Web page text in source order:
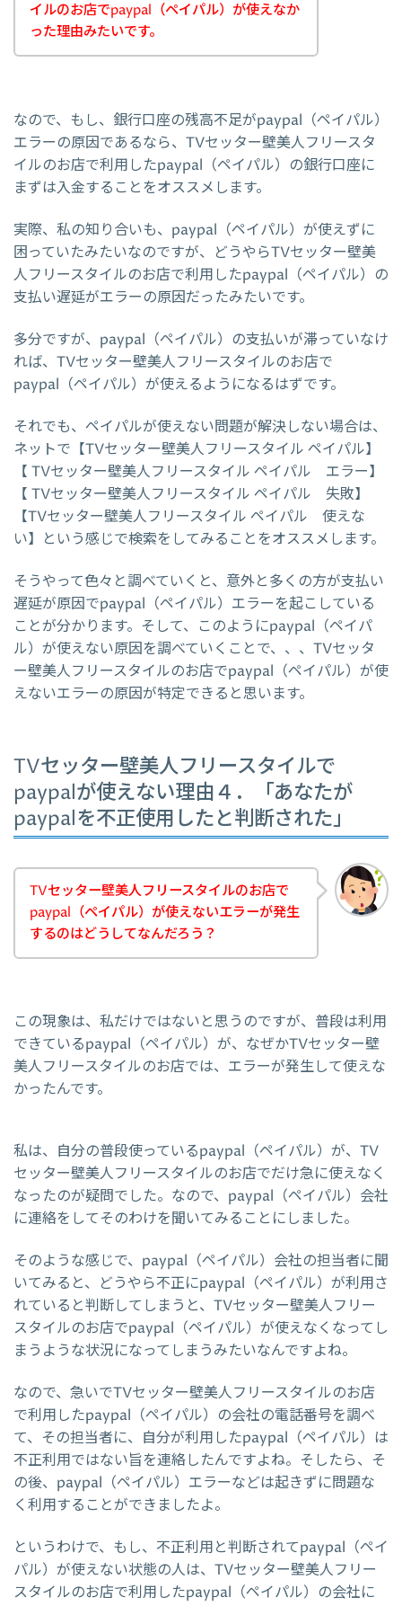
イルのお店でpaypal（ペイパル）が使えなか
った理由みたいです。
なので、もし、銀行口座の残高不足がpaypal（ペイパル）
エラーの原因であるなら、TVセッター壁美人フリースタ
イルのお店で利用したpaypal（ペイパル）の銀行口座に
まずは入金することをオススメします。
実際、私の知り合いも、paypal（ペイパル）が使えずに
困っていたみたいなのですが、どうやらTVセッター壁美
人フリースタイルのお店で利用したpaypal（ペイパル）の
支払い遅延がエラーの原因だったみたいです。
多分ですが、paypal（ペイパル）の支払いが滞っていなけ
れば、TVセッター壁美人フリースタイルのお店で
paypal（ペイパル）が使えるようになるはずです。
それでも、ペイパルが使えない問題が解決しない場合は、
ネットで【TVセッター壁美人フリースタイル ペイパル】
【 TVセッター壁美人フリースタイル ペイパル エラー】
【 TVセッター壁美人フリースタイル ペイパル 失敗】
【TVセッター壁美人フリースタイル ペイパル 使えな
い】という感じで検索をしてみることをオススメします。
そうやって色々と調べていくと、意外と多くの方が支払い
遅延が原因でpaypal（ペイパル）エラーを起こしている
ことが分かります。そして、このようにpaypal（ペイパ
ル）が使えない原因を調べていくことで、、、TVセッタ
ー壁美人フリースタイルのお店でpaypal（ペイパル）が使
えないエラーの原因が特定できると思います。
TVセッター壁美人フリースタイルで
paypalが使えない理由４．「あなたが
paypalを不正使用したと判断された」
TVセッター壁美人フリースタイルのお店で
paypal（ペイパル）が使えないエラーが発生
するのはどうしてなんだろう？
この現象は、私だけではないと思うのですが、普段は利用
できているpaypal（ペイパル）が、なぜかTVセッター壁
美人フリースタイルのお店では、エラーが発生して使えな
かったんです。
私は、自分の普段使っているpaypal（ペイパル）が、TV
セッター壁美人フリースタイルのお店でだけ急に使えなく
なったのが疑問でした。なので、paypal（ペイパル）会社
に連絡をしてそのわけを聞いてみることにしました。
そのような感じで、paypal（ペイパル）会社の担当者に聞
いてみると、どうやら不正にpaypal（ペイパル）が利用さ
れていると判断してしまうと、TVセッター壁美人フリー
スタイルのお店でpaypal（ペイパル）が使えなくなってし
まうような状況になってしまうみたいなんですよね。
なので、急いでTVセッター壁美人フリースタイルのお店
で利用したpaypal（ペイパル）の会社の電話番号を調べ
て、その担当者に、自分が利用したpaypal（ペイパル）は
不正利用ではない旨を連絡したんですよね。そしたら、そ
の後、paypal（ペイパル）エラーなどは起きずに問題な
く利用することができましたよ。
というわけで、もし、不正利用と判断されてpaypal（ペイ
パル）が使えない状態の人は、TVセッター壁美人フリー
スタイルのお店で利用したpaypal（ペイパル）の会社に